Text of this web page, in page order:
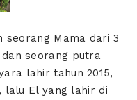
seorang Mama dari 3
seorang putra
lahir tahun 2015,
lalu El yang lahir di